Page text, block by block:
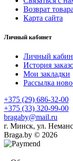
Возврат товара
Карта сайта
Личный кабинет
Личный
История
Мои закладки
Рассылка
+375 (29) 686-32-00
+375 (33) 320-99-00
bragaby@mail.ru
г. Минск, ул.
Braga.by © 2026